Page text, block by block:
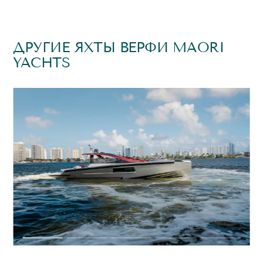
ДРУГИЕ ЯХТЫ ВЕРФИ MAORI
YACHTS